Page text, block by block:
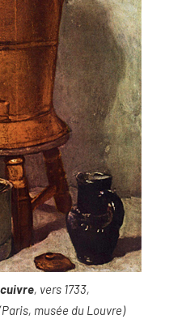
, vers 1733,
musée du Louvre)